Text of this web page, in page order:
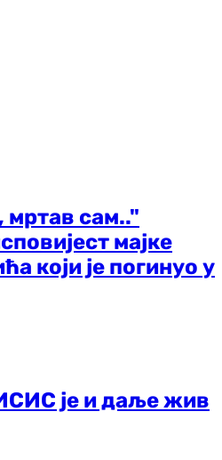
мртав сам.."
мајке
који је погинуо у
је и даље жив